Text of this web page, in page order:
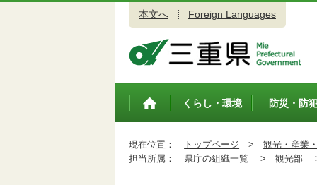
本文へ Foreign Languages
トップペ
くらし・環境 防災・防
現在位置： トップページ > 観光・産業
担当所属：
県庁の組織一覧 > 観光部